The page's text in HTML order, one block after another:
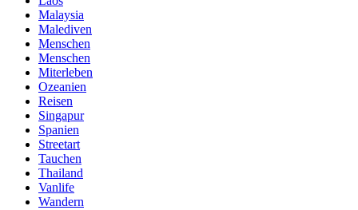
Malaysia
Malediven
Menschen
Menschen
Miterleben
Ozeanien
Reisen
Singapur
Spanien
Streetart
Tauchen
Thailand
Vanlife
Wandern